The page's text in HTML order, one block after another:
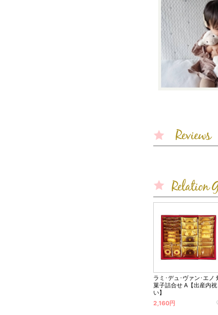
ラミ･デュ･ヴァン･エノ
菓子詰合せ A【出産内祝
い】
2,160円